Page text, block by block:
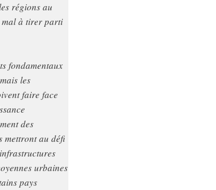
régions au
mal à tirer parti
fondamentaux
les
faire face
des
mettront au défi
urbaines
pays